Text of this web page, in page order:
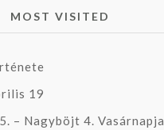
MOST VISITED
19
– Nagyböjt 4. Vasárnapja